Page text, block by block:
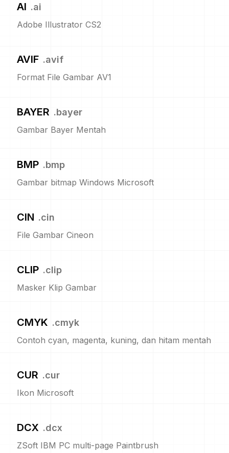
AI .ai
Adobe Illustrator CS2
AVIF .avif
Format File Gambar AV1
BAYER .bayer
Gambar Bayer Mentah
BMP .bmp
Gambar bitmap Windows Microsoft
CIN .cin
File Gambar Cineon
CLIP .clip
Masker Klip Gambar
CMYK .cmyk
Contoh cyan, magenta, kuning, dan hitam mentah
CUR .cur
Ikon Microsoft
DCX .dcx
ZSoft IBM PC multi-page Paintbrush